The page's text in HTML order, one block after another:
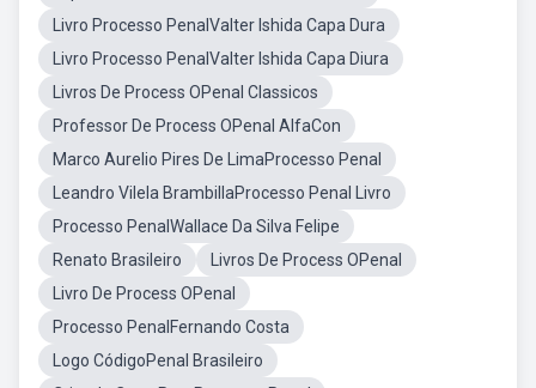
Livro Processo PenalValter Ishida Capa Dura
Livro Processo PenalValter Ishida Capa Diura
Livros De Process OPenal Classicos
Professor De Process OPenal AlfaCon
Marco Aurelio Pires De LimaProcesso Penal
Leandro Vilela BrambillaProcesso Penal Livro
Processo PenalWallace Da Silva Felipe
Renato Brasileiro
Livros De Process OPenal
Livro De Process OPenal
Processo PenalFernando Costa
Logo CódigoPenal Brasileiro